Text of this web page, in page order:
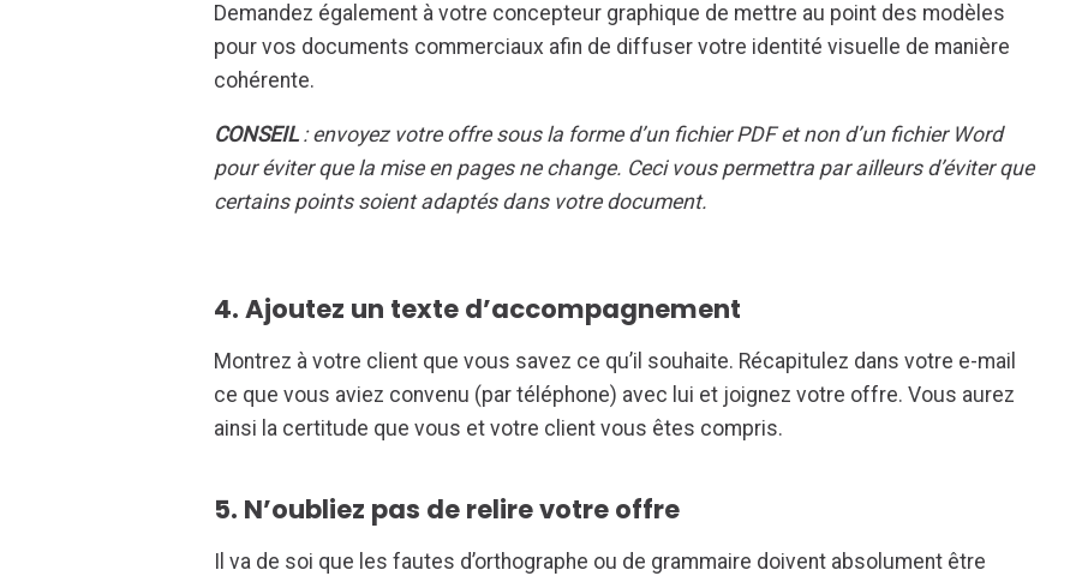
Demandez également à votre concepteur graphique de mettre au point des modèles
pour vos documents commerciaux afin de diffuser votre identité visuelle de manière
cohérente.
CONSEIL: envoyez votre offre sous la forme d’un fichier PDF et non d’un fichier Word
pour éviter que la mise en pages ne change. Ceci vous permettra par ailleurs d’éviter que
certains points soient adaptés dans votre document.
4. Ajoutez un texte d’accompagnement
Montrez à votre client que vous savez ce qu’il souhaite. Récapitulez dans votre e-mail
ce que vous aviez convenu (par téléphone) avec lui et joignez votre offre. Vous aurez
ainsi la certitude que vous et votre client vous êtes compris.
5. N’oubliez pas de relire votre offre
Il va de soi que les fautes d’orthographe ou de grammaire doivent absolument être